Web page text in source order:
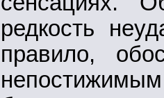
редкость
правило,